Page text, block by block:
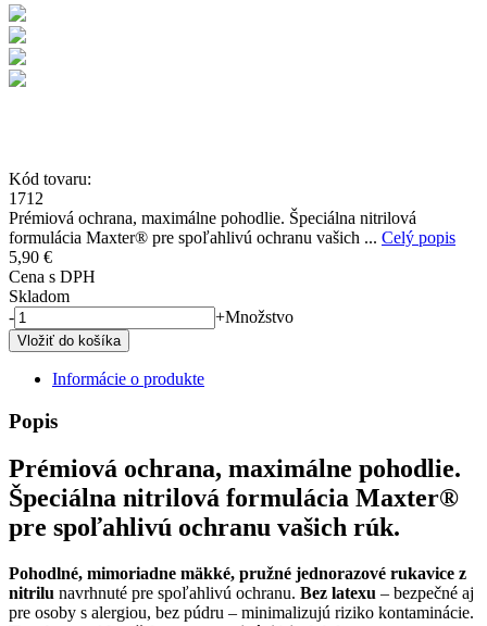
Kód tovaru:
1712
Prémiová ochrana, maximálne pohodlie. Špeciálna nitrilová
formulácia Maxter® pre spoľahlivú ochranu vašich ... Celý popis
5,90 €
Cena s DPH
Skladom
-
+Množstvo
Informácie o produkte
Popis
Prémiová ochrana, maximálne pohodlie.
Špeciálna nitrilová formulácia Maxter®
pre spoľahlivú ochranu vašich rúk.
Pohodlné, mimoriadne mäkké, pružné jednorazové rukavice z
nitrilu navrhnuté pre spoľahlivú ochranu. Bez latexu – bezpečné aj
pre osoby s alergiou, bez púdru – minimalizujú riziko kontaminácie.